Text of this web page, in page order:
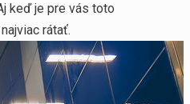
keď je pre vás toto
rátať.